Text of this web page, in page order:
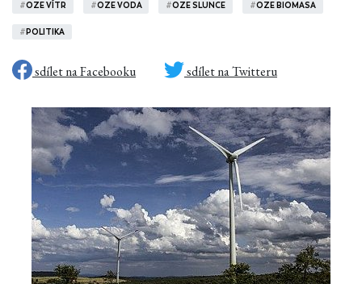
#OZE VÍTR #OZE VODA #OZE SLUNCE #OZE BIOMASA
# POLITIKA
sdílet na Facebooku sdílet na Twitteru